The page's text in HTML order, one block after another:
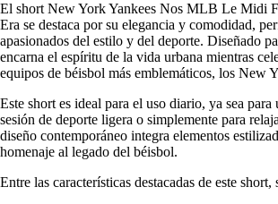
El short New York Yankees Nos MLB Le Midi
Era se destaca por su elegancia y comodidad,
apasionados del estilo y del deporte. Diseñado
encarna el espíritu de la vida urbana mientras
equipos de béisbol más emblemáticos, los New
Este short es ideal para el uso diario, ya sea para
sesión de deporte ligera o simplemente para
diseño contemporáneo integra elementos
homenaje al legado del béisbol.
Entre las características destacadas de este short,